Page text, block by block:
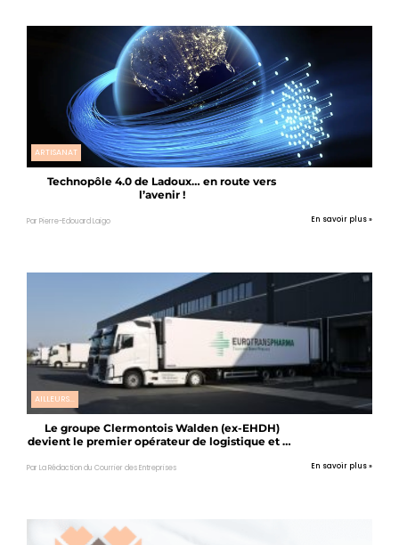
ARTISANAT
Technopôle 4.0 de Ladoux… en route vers
l’avenir !
Par Pierre-Edouard Laigo En savoir plus »
AILLEURS...
Le groupe Clermontois Walden (ex-EHDH)
devient le premier opérateur de logistique et de
Par La Rédaction du Courrier des Entreprises En savoir plus »